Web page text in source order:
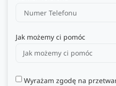
Jak możemy ci pomóc
Wyrażam zgodę na